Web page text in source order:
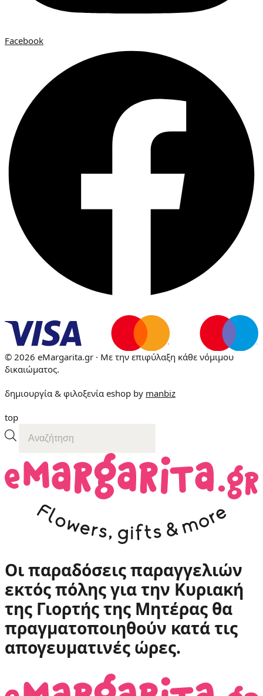
Facebook
© 2026 eMargarita.gr · Με την επιφύλαξη κάθε νόμιμου
δικαιώματος.
δημιουργία & φιλοξενία eshop by manbiz
top
search
Οι παραδόσεις παραγγελιών
εκτός πόληςγια την Κυριακή
της Γιορτής της Μητέρας θα
πραγματοποιηθούν κατά τις
απογευματινές ώρες.